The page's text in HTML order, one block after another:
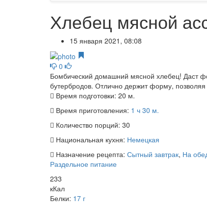
Хлебец мясной
15 января 2021, 08:08
0
Бомбический домашний мясной хлебец! Даст
бутербродов. Отлично держит форму,
Время подготовки: 20 м.
Время приготовления: 1 ч 30 м.
Количество порций: 30
Национальная кухня: Немецкая
Назначение рецепта: Сытный завтрак, На
Раздельное питание
233
кКал
Белки: 17 г